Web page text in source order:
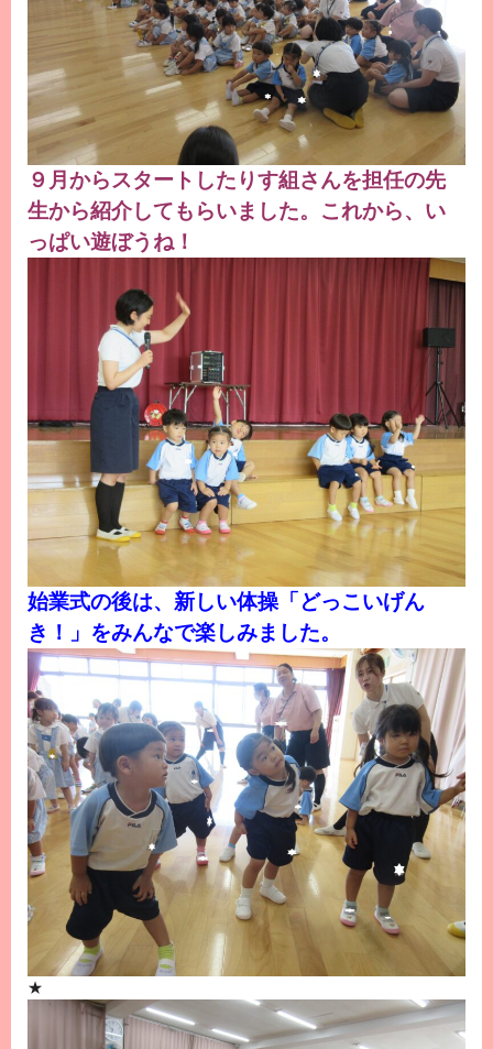
９月からスタートしたりす組さんを担任の先
生から紹介してもらいました。これから、い
っぱい遊ぼうね！
始業式の後は、新しい体操「どっこいげん
き！」をみんなで楽しみました。
★